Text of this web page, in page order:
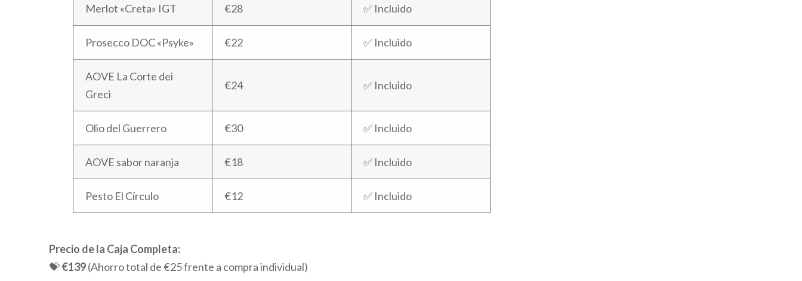
Merlot «Creta» IGT €28 ✅ Incluido
Prosecco DOC «Psyke» €22 ✅ Incluido
AOVE La Corte dei
Greci
€24 ✅ Incluido
Olio del Guerrero €30 ✅ Incluido
AOVE sabor naranja €18 ✅ Incluido
Pesto El Círculo €12 ✅ Incluido
Precio de la Caja Completa:
💝€139(Ahorro total de €25 frente a compra individual)